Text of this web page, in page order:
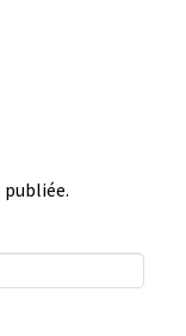
publiée.